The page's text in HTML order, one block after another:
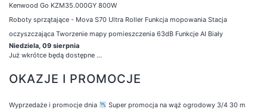
Kenwood Go KZM35.000GY 800W
Roboty sprzątające - Mova S70 Ultra Roller Funkcja mopowania Stacja
oczyszczająca Tworzenie mapy pomieszczenia 63dB Funkcje AI Biały
Niedziela, 09 sierpnia
Już wkrótce będą dostępne ...
OKAZJE I PROMOCJE
Wyprzedaże i promocje dnia
Super promocja na wąż ogrodowy 3/4 30 m